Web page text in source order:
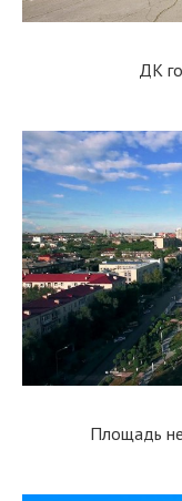
ДК
Площадь